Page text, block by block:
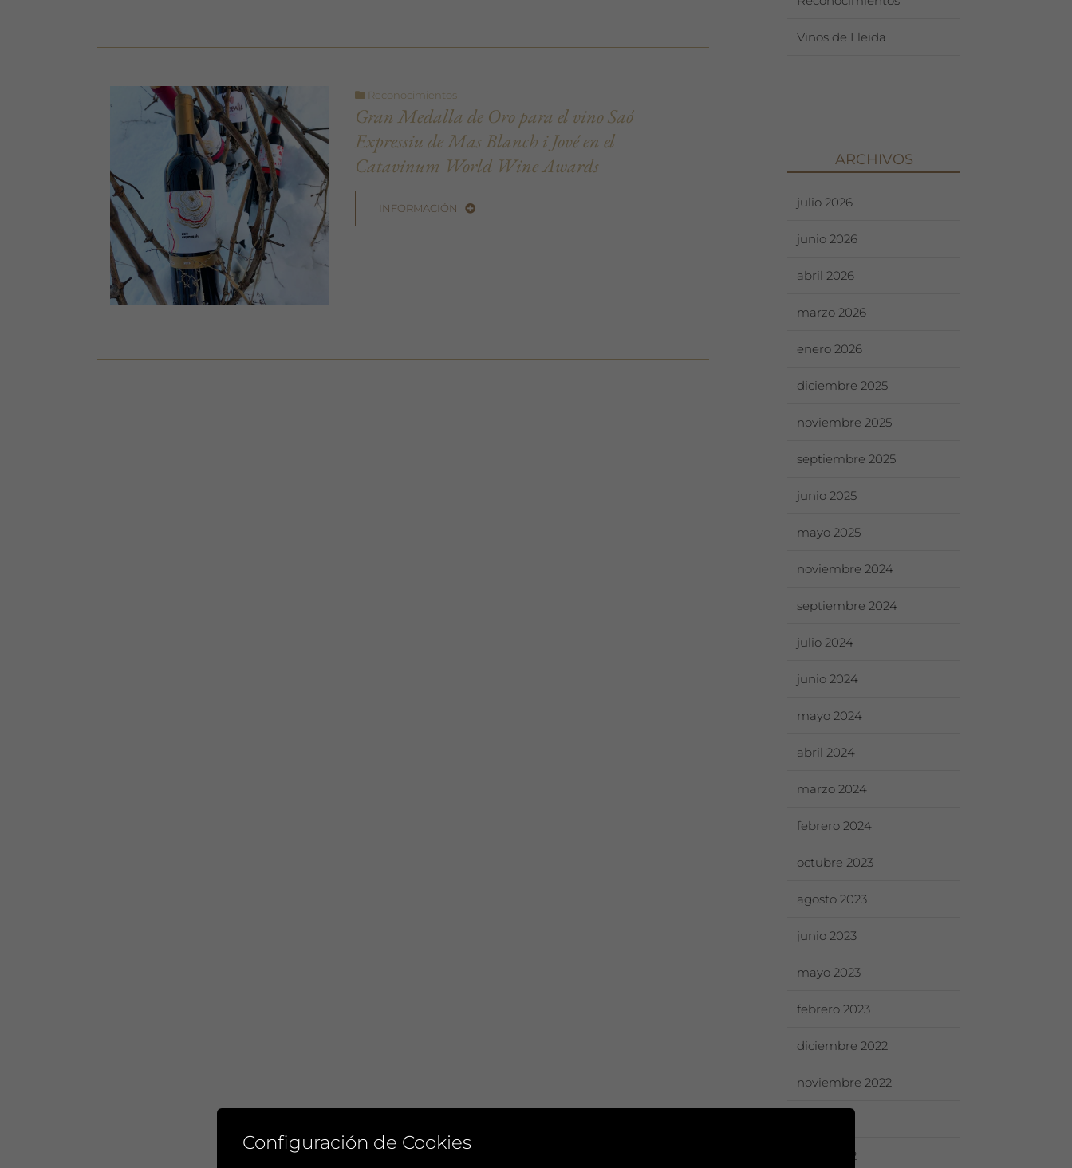
Reconocimientos
Gran Medalla de Oro para el vino Saó
Expressiu de Mas Blanch i Jové en el
Catavinum World Wine Awards
INFORMACIÓN
Vinos de Lleida
ARCHIVOS
julio 2026
junio 2026
abril 2026
marzo 2026
enero 2026
diciembre 2025
noviembre 2025
septiembre 2025
junio 2025
mayo 2025
noviembre 2024
septiembre 2024
julio 2024
junio 2024
mayo 2024
abril 2024
marzo 2024
febrero 2024
octubre 2023
agosto 2023
junio 2023
mayo 2023
febrero 2023
diciembre 2022
noviembre 2022
junio 2022
Configuración de Cookies